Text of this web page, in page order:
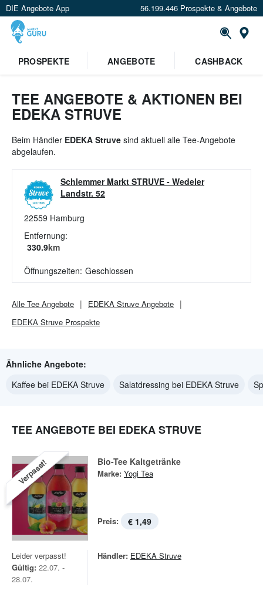
DIE Angebote App 56.199.446 Prospekte & Angebote
Standort festlegen
PROSPEKTE ANGEBOTE CASHBACK
TEE ANGEBOTE & AKTIONEN BEI
EDEKA STRUVE
Beim Händler EDEKA Struve sind aktuell alle Tee-Angebote
abgelaufen.
Schlemmer Markt STRUVE - Wedeler
Landstr. 52
22559 Hamburg
Entfernung:
330.9km
Öffnungszeiten: Geschlossen
Alle Tee Angebote EDEKA Struve Angebote
EDEKA Struve Prospekte
Ähnliche Angebote:
Kaffee bei EDEKA Struve
Salatdressing bei EDEKA Struve
TEE ANGEBOTE BEI EDEKA STRUVE
Verpasst! Bio-Tee Kaltgetränke
Marke: Yogi Tea
Preis: € 1,49
Leider verpasst!
Gültig: 22.07. -
28.07.
Händler: EDEKA Struve